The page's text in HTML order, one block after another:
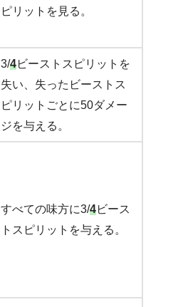
ピリットを見る。
3/4ビーストスピリットを
失い、失ったビーストス
ピリットごとに50ダメー
ジを与える。
すべての味方に3/4ビース
トスピリットを与える。